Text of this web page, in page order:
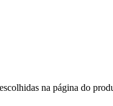
na página do